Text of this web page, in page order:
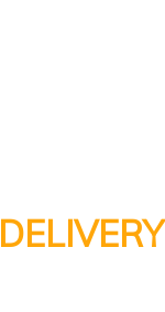
DELIVERY